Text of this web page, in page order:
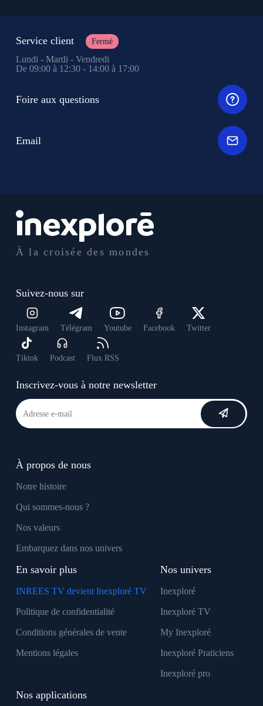
À la croisée des mondes
Suivez-nous sur
Instagram Télégram Youtube Facebook Twitter
Tiktok Podcast Flux RSS
Inscrivez-vous à notre newsletter
À propos de nous
Notre histoire
Qui sommes-nous ?
Nos valeurs
Embarquez dans nos univers
En savoir plus
INREES TV devient Inexploré TV
Politique de confidentialité
Conditions générales de vente
Mentions légales
Nos univers
Inexploré
Inexploré TV
My Inexploré
Inexploré Praticiens
Inexploré pro
Nos applications
Service client Fermé
Lundi - Mardi - Vendredi
De 09:00 à 12:30 - 14:00 à 17:00
Foire aux questions
Email